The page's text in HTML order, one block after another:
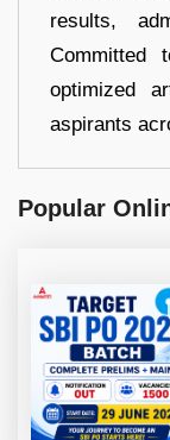
results,
Committed
optimized
aspirants
Popular